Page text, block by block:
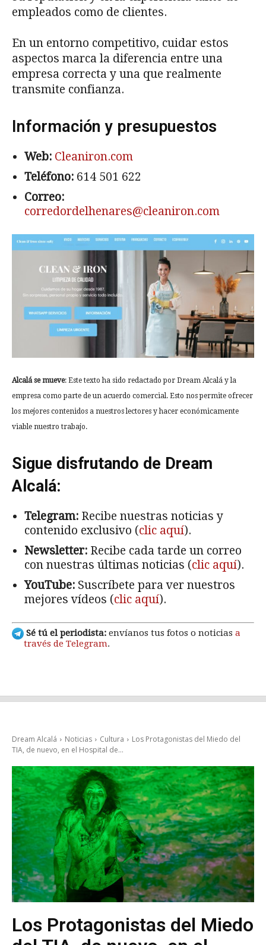
empleados como de clientes.
En un entorno competitivo, cuidar estos
aspectos marca la diferencia entre una
empresa correcta y una que realmente
transmite confianza.
Información y presupuestos
Web: Cleaniron.com
Teléfono: 614 501 622
Correo:
corredordelhenares@cleaniron.com
Alcalá se mueve: Este texto ha sido redactado por Dream Alcalá y la
empresa como parte de un acuerdo comercial. Esto nos permite ofrecer
los mejores contenidos a nuestros lectores y hacer económicamente
viable nuestro trabajo.
Sigue disfrutando de Dream
Alcalá:
Telegram: Recibe nuestras noticias y
contenido exclusivo (clic aquí).
Newsletter: Recibe cada tarde un correo
con nuestras últimas noticias (clic aquí).
YouTube: Suscríbete para ver nuestros
mejores vídeos (clic aquí).
Sé tú el periodista: envíanos tus fotos o noticias a
través de Telegram.